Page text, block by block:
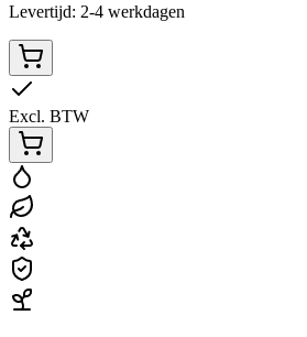
Levertijd: 2-4 werkdagen
Excl. BTW